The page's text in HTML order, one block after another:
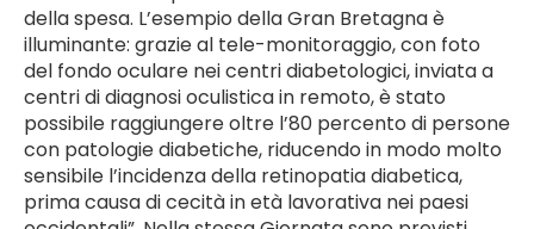
della spesa. L’esempio della Gran Bretagna è
illuminante: grazie al tele-monitoraggio, con foto
del fondo oculare nei centri diabetologici, inviata a
centri di diagnosi oculistica in remoto, è stato
possibile raggiungere oltre l’80 percento di persone
con patologie diabetiche, riducendo in modo molto
sensibile l’incidenza della retinopatia diabetica,
prima causa di cecità in età lavorativa nei paesi